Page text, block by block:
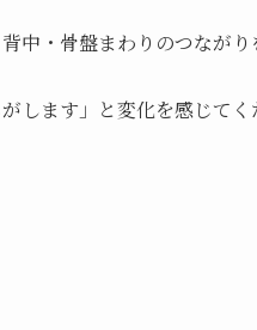
中・骨盤まわりのつなが
します」と変化を感じて